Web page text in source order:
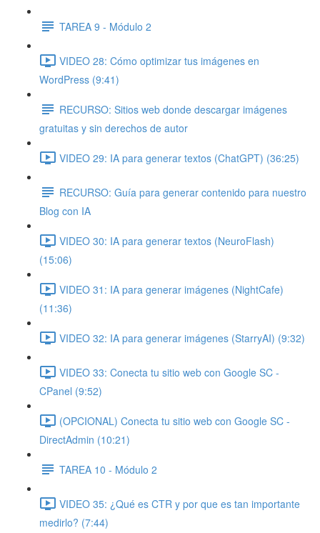
TAREA 9 - Módulo 2
VIDEO 28: Cómo optimizar tus imágenes en
WordPress (9:41)
RECURSO: Sitios web donde descargar imágenes
gratuitas y sin derechos de autor
VIDEO 29: IA para generar textos (ChatGPT) (36:25)
RECURSO: Guía para generar contenido para nuestro
Blog con IA
VIDEO 30: IA para generar textos (NeuroFlash)
(15:06)
VIDEO 31: IA para generar imágenes (NightCafe)
(11:36)
VIDEO 32: IA para generar imágenes (StarryAI) (9:32)
VIDEO 33: Conecta tu sitio web con Google SC -
CPanel (9:52)
(OPCIONAL) Conecta tu sitio web con Google SC -
DirectAdmin (10:21)
TAREA 10 - Módulo 2
VIDEO 35: ¿Qué es CTR y por que es tan importante
medirlo? (7:44)